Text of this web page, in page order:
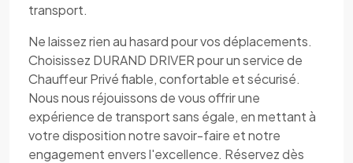
transport.
Ne laissez rien au hasard pour vos déplacements.
Choisissez DURAND DRIVER pour un service de
Chauffeur Privé fiable, confortable et sécurisé.
Nous nous réjouissons de vous offrir une
expérience de transport sans égale, en mettant à
votre disposition notre savoir-faire et notre
engagement envers l'excellence. Réservez dès